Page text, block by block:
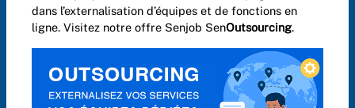
dans l’externalisation d’équipes et de fonctions en
ligne. Visitez notre offre Senjob SenOutsourcing.